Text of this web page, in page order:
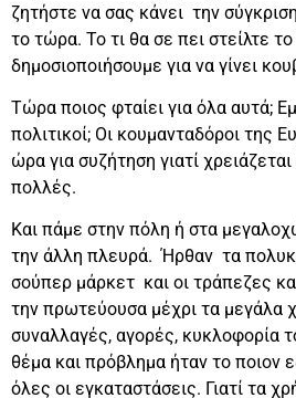
ζητήστε να σας κάνει την
το τώρα. Το τι θα σε πει στείλτε
δημοσιοποιήσουμε για να γίνει
Τώρα ποιος φταίει για όλα αυτά;
πολιτικοί; Οι κουμανταδόροι της
ώρα για συζήτηση γιατί
πολλές.
Και πάμε στην πόλη ή στα
την άλλη πλευρά. Ήρθαν τα
σούπερ μάρκετ και οι τράπεζες
την πρωτεύουσα μέχρι τα μεγάλα
συναλλαγές, αγορές, κυκλοφορία
θέμα και πρόβλημα ήταν το ποιον
όλες οι εγκαταστάσεις. Γιατί τα